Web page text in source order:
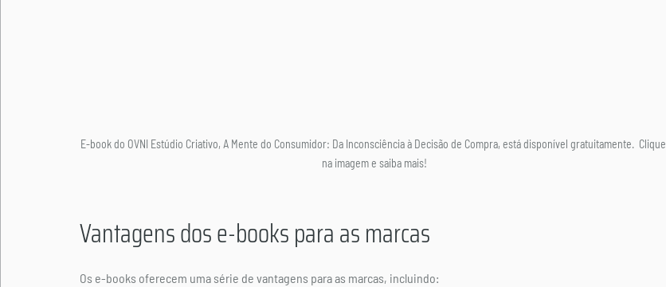
E-book do OVNI Estúdio Criativo, A Mente do Consumidor: Da Inconsciência à Decisão de Compra, está disponível gratuitamente.  Clique
na imagem e saiba mais!
Vantagens dos e-books para as marcas
Os e-books oferecem uma série de vantagens para as marcas, incluindo: